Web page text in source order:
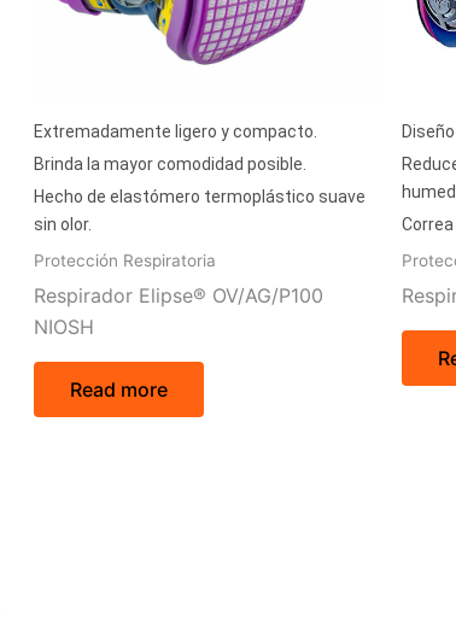
Extremadamente ligero y compacto.
Brinda la mayor comodidad posible.
Hecho de elastómero termoplástico suave
sin olor.
Protección Respiratoria
Respirador Elipse® OV/AG/P100
NIOSH
Read more